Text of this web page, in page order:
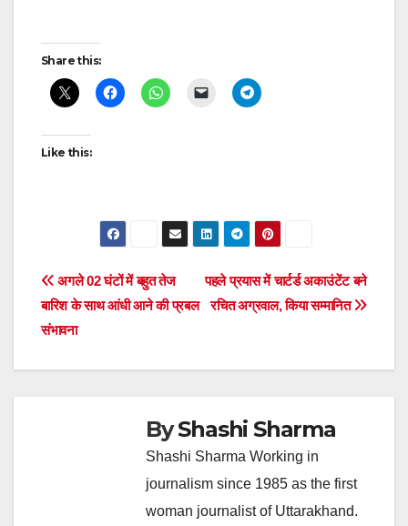
Post
navigation
Share this:
Like this:
Post
navigation
पहले प्रयास में चार्टर्ड अकाउंटेंट बने
रचित अग्रवाल, किया सम्मानित
अगले 02 घंटों में बहुत तेज
बारिश के साथ आंधी आने की प्रबल
संभावना
ByShashi Sharma
Shashi Sharma Working in
journalism since 1985 as the first
woman journalist of Uttarakhand.